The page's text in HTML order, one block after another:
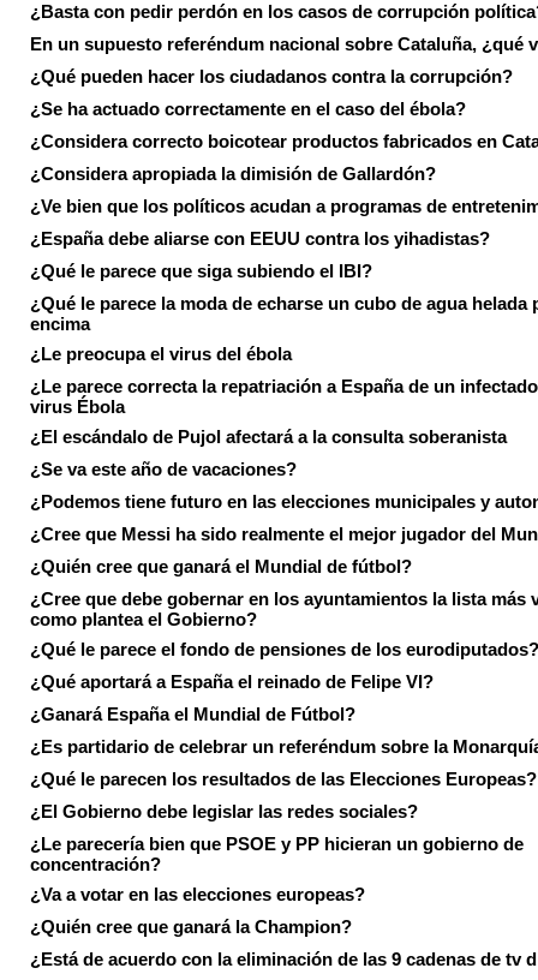
¿Basta con pedir perdón en los casos de corrupción
En un supuesto referéndum nacional sobre Cataluña, ¿qué
¿Qué pueden hacer los ciudadanos contra la corrupción?
¿Se ha actuado correctamente en el caso del ébola?
¿Considera correcto boicotear productos fabricados en
¿Considera apropiada la dimisión de Gallardón?
¿Ve bien que los políticos acudan a programas de
¿España debe aliarse con EEUU contra los yihadistas?
¿Qué le parece que siga subiendo el IBI?
¿Qué le parece la moda de echarse un cubo de agua helada
encima
¿Le preocupa el virus del ébola
¿Le parece correcta la repatriación a España de un
virus Ébola
¿El escándalo de Pujol afectará a la consulta soberanista
¿Se va este año de vacaciones?
¿Podemos tiene futuro en las elecciones municipales y
¿Cree que Messi ha sido realmente el mejor jugador del
¿Quién cree que ganará el Mundial de fútbol?
¿Cree que debe gobernar en los ayuntamientos la lista más
como plantea el Gobierno?
¿Qué le parece el fondo de pensiones de los eurodiputados?
¿Qué aportará a España el reinado de Felipe VI?
¿Ganará España el Mundial de Fútbol?
¿Es partidario de celebrar un referéndum sobre la
¿Qué le parecen los resultados de las Elecciones Europeas?
¿El Gobierno debe legislar las redes sociales?
¿Le parecería bien que PSOE y PP hicieran un gobierno de
concentración?
¿Va a votar en las elecciones europeas?
¿Quién cree que ganará la Champion?
¿Está de acuerdo con la eliminación de las 9 cadenas de tv